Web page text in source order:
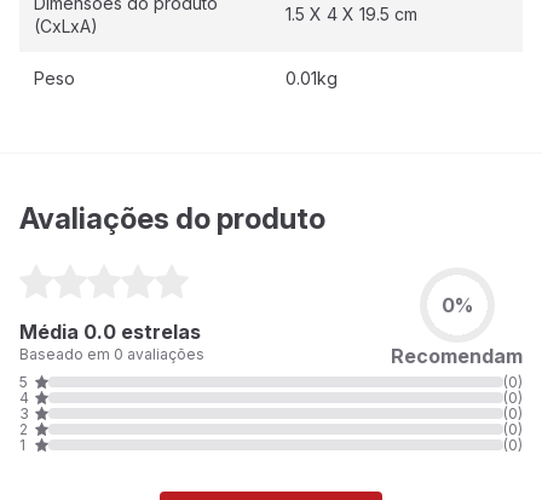
(CxLxA)
1.5 X 4 X 19.5 cm
Peso 0.01kg
Avaliações do produto
Média 0.0 estrelas
Baseado em 0 avaliações
0%
Recomendam
5
(0)
4
(0)
3
(0)
2
(0)
1
(0)